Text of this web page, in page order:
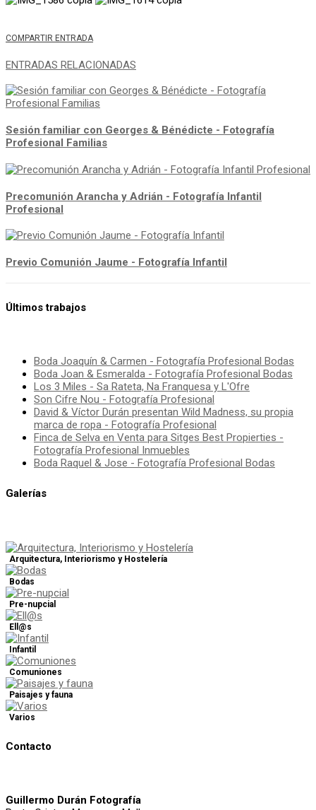
COMPARTIR ENTRADA
ENTRADAS RELACIONADAS
Sesión familiar con Georges & Bénédicte - Fotografía
Profesional Familias
Precomunión Arancha y Adrián - Fotografía Infantil
Profesional
Previo Comunión Jaume - Fotografía Infantil
Últimos trabajos
Boda Joaquín & Carmen - Fotografía Profesional Bodas
Boda Joan & Esmeralda - Fotografía Profesional Bodas
Los 3 Miles - Sa Rateta, Na Franquesa y L'Ofre
Son Cifre Nou - Fotografía Profesional
David & Víctor Durán presentan Wild Madness, su propia
marca de ropa - Fotografía Profesional
Finca de Selva en Venta para Sitges Best Propierties -
Fotografía Profesional Inmuebles
Boda Raquel & Jose - Fotografía Profesional Bodas
Galerías
Arquitectura, Interiorismo y Hostelería
Bodas
Pre-nupcial
Ell@s
Infantil
Comuniones
Paisajes y fauna
Varios
Contacto
Guillermo Durán Fotografía